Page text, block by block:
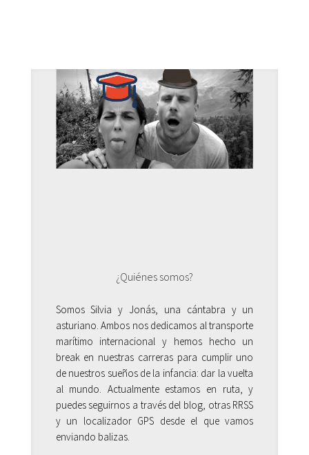
¿Quiénes somos?
Somos Silvia y Jonás, una cántabra y un
asturiano. Ambos nos dedicamos al transporte
marítimo internacional y hemos hecho un
break en nuestras carreras para cumplir uno
de nuestros sueños de la infancia: dar la vuelta
al mundo. Actualmente estamos en ruta, y
puedes seguirnos a través del blog, otras RRSS
y un localizador GPS desde el que vamos
enviando balizas.